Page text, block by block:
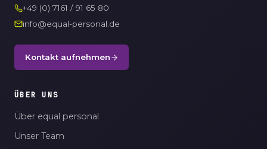
+49 (0) 7161 / 91 65 80
info@equal-personal.de
Kontakt aufnehmen
ÜBER UNS
Über equal personal
Unser Team